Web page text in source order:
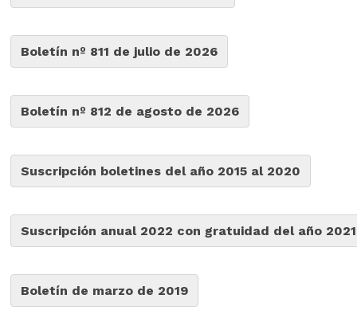
Boletín nº 811 de julio de 2026
Boletín nº 812 de agosto de 2026
Suscripción boletines del año 2015 al 2020
Suscripción anual 2022 con gratuidad del año
Boletín de marzo de 2019